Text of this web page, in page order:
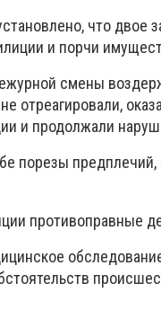
что двое
и порчи
смены
отреагировали,
и продолжали
порезы предплечий,
противоправные